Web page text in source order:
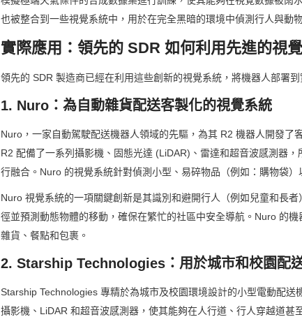
也被整合到一些視覺系統中，用於在完全黑暗的環境中偵測行人與動
實際應用：領先的 SDR 如何利用先進的視
領先的 SDR 製造商已經在利用這些創新的視覺系統，將機器人部署
1. Nuro：為自動雜貨配送客製化的視覺系統
Nuro，一家自動駕駛配送機器人領域的先驅，為其 R2 機器人開發了
R2 配備了一系列攝影機、固態光達 (LiDAR)、雷達和超音波感測器
行融合。Nuro 的視覺系統針對偵測小型、易碎物品（例如：購物袋
Nuro 視覺系統的一項關鍵創新是其識別和避開行人（例如兒童和長
徑並預測動態物體的移動，確保在繁忙的社區中安全導航。Nuro 的
雜貨、餐點和包裹。
2. Starship Technologies：用於城市和校園配
Starship Technologies 專精於為城市及校園環境設計的小型電動配
攝影機、LiDAR 和超音波感測器，使其能夠在人行道、行人穿越道甚